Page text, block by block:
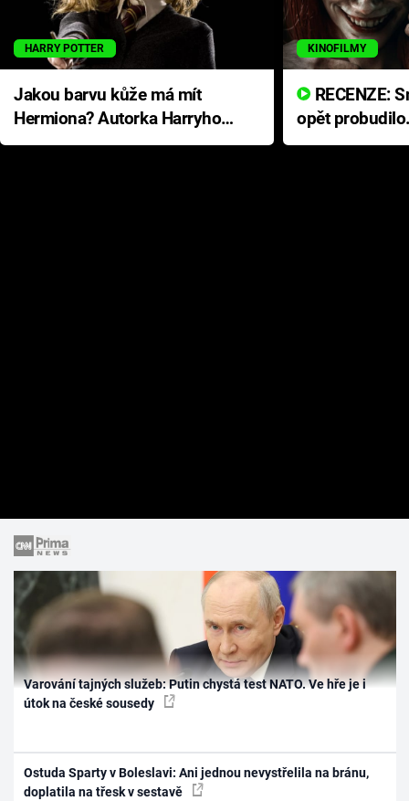
HARRY POTTER
Jakou barvu kůže má mít
Hermiona? Autorka Harryho
Pottera přišla s ráznou
KINOFILMY
opět
přichází s
Varování tajných služeb: Putin chystá test NATO. Ve hře je i
útok na české sousedy
Ostuda Sparty v Boleslavi: Ani jednou nevystřelila na bránu,
doplatila na třesk v sestavě